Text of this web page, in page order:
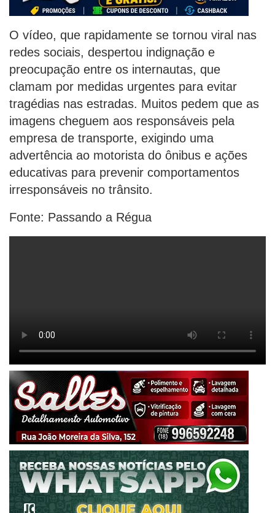
O vídeo, que rapidamente se tornou viral nas
redes sociais, despertou indignação e
preocupação entre os internautas, que
clamam por medidas urgentes para evitar
tragédias nas estradas. Muitos pedem que as
imagens cheguem aos responsáveis pela
empresa de transporte, exigindo uma
advertência ao motorista do ônibus e ações
educativas para prevenir comportamentos
irresponsáveis no trânsito.
Fonte: Passando a Régua